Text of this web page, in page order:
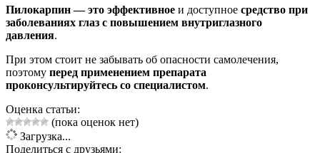
Пилокарпин — это эффективное и доступное средство при
заболеваниях глаз с повышением внутриглазного
давления.
При этом стоит не забывать об опасности самолечения,
поэтому перед применением препарата
проконсультируйтесь со специалистом.
Оценка статьи:
(пока оценок нет)
Загрузка...
Поделиться с друзьями: